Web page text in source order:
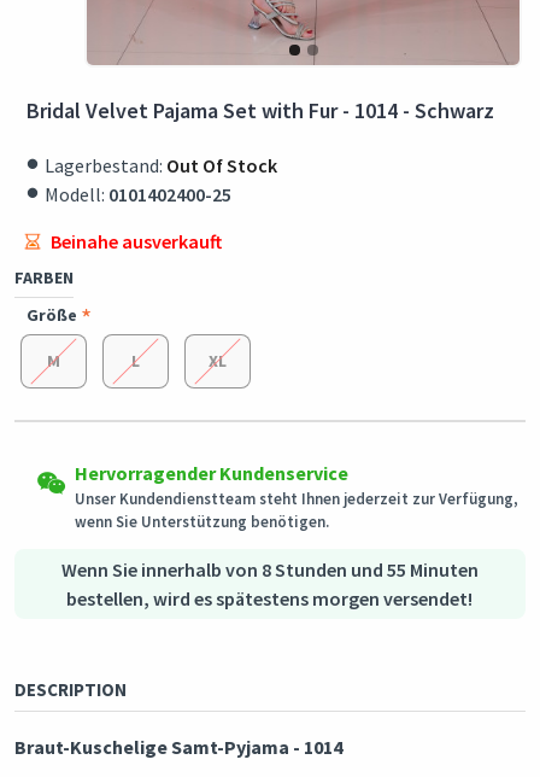
Bridal Velvet Pajama Set with Fur - 1014 - Schwarz
Wenn Sie innerhalb von 8 Stunden und 55 Minuten
bestellen, wird es spätestens morgen versendet!
DESCRIPTION
Braut-Kuschelige Samt-Pyjama - 1014
Lagerbestand: Out Of Stock
Modell: 0101402400-25
FARBEN
Größe
M L XL
Versand in alle Länder
Einfache Rückgabe
Originalzustand innerhalb von 3 Tagen nach Erhalt der
Unser Kundendienstteam steht Ihnen jederzeit zur Verfügung,
wenn Sie Unterstützung benötigen.
Sicheres Einkaufen
Sichere Logistik - Kaufschutz
Beinahe ausverkauft